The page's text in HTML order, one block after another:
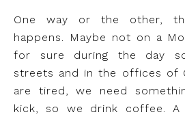
One way or the other,
happens. Maybe not on a
for sure during the day
streets and in the offices of
are tired, we need
kick, so we drink coffee. A